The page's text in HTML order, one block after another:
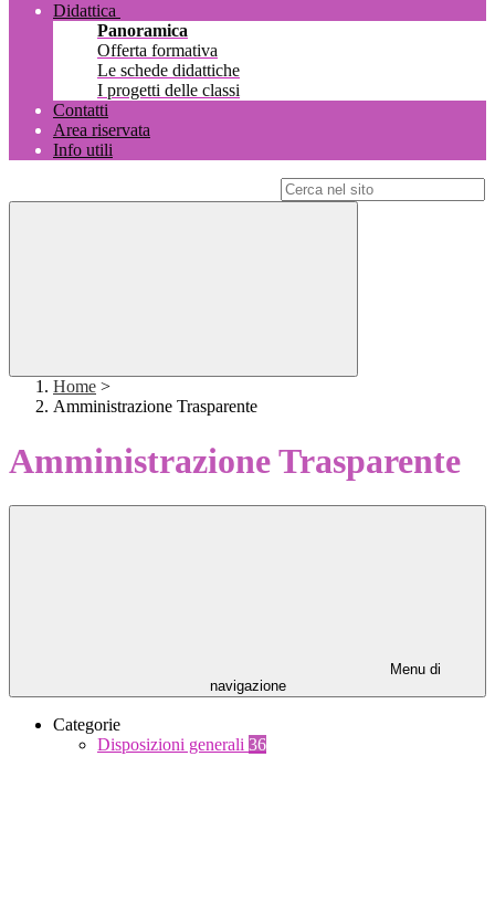
Didattica
Panoramica
Offerta formativa
Le schede didattiche
I progetti delle classi
Contatti
Area riservata
Info utili
Home >
Amministrazione Trasparente
Amministrazione Trasparente
Menu di
navigazione
Categorie
Disposizioni generali 36